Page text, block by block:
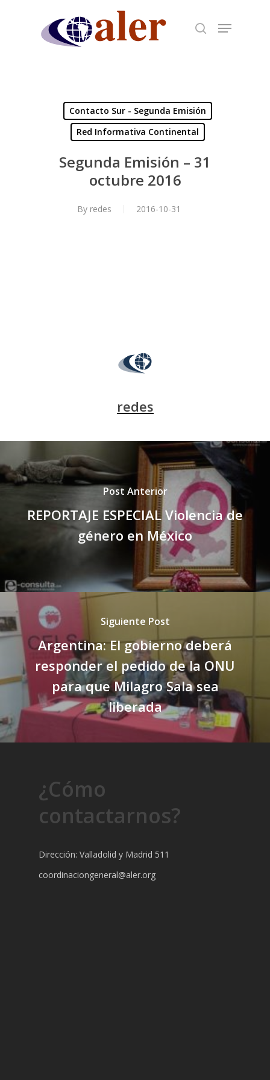
Contacto Sur - Segunda Emisión
Red Informativa Continental
Segunda Emisión – 31
octubre 2016
By redes 2016-10-31
redes
Post Anterior
REPORTAJE ESPECIAL Violencia de
género en México
Siguiente Post
Argentina: El gobierno deberá
responder el pedido de la ONU
para que Milagro Sala sea
liberada
¿Cómo
contactarnos?
Dirección: Valladolid y Madrid 511
coordinaciongeneral@aler.org